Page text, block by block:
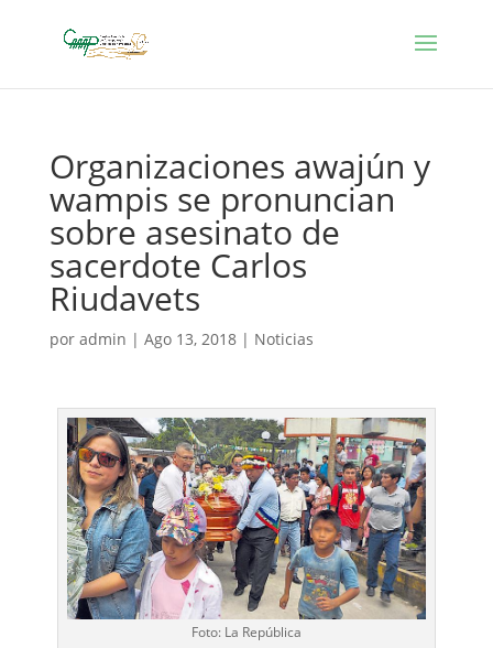
Organizaciones awajún y
wampis se pronuncian
sobre asesinato de
sacerdote Carlos
Riudavets
por admin | Ago 13, 2018| Noticias
Foto: La República